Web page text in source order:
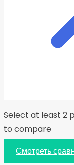
Select at least 2
to compare
Смотреть